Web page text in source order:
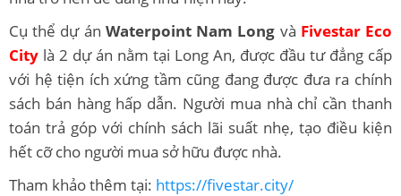
Cụ thể dự án Waterpoint Nam Long và Fivestar Eco
City là 2 dự án nằm tại Long An, được đầu tư đẳng cấp
với hệ tiện ích xứng tầm cũng đang được đưa ra chính
sách bán hàng hấp dẫn. Người mua nhà chỉ cần thanh
toán trả góp với chính sách lãi suất nhẹ, tạo điều kiện
hết cỡ cho người mua sở hữu được nhà.
Tham khảo thêm tại: https://fivestar.city/